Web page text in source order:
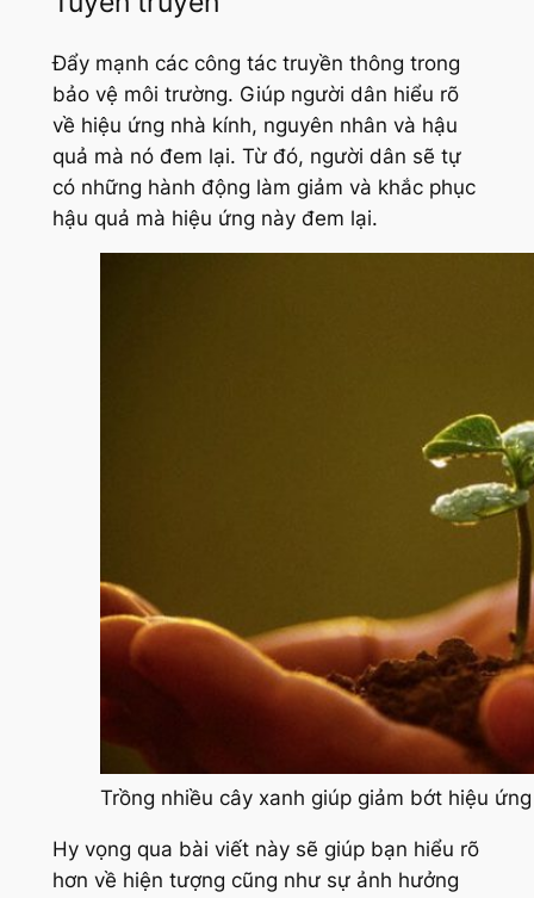
Đẩy mạnh các công tác truyền thông trong
bảo vệ môi trường. Giúp người dân hiểu rõ
về hiệu ứng nhà kính, nguyên nhân và hậu
quả mà nó đem lại. Từ đó, người dân sẽ tự
có những hành động làm giảm và khắc phục
hậu quả mà hiệu ứng này đem lại.
Trồng nhiều cây xanh giúp giảm bớt hiệu
Hy vọng qua bài viết này sẽ giúp bạn hiểu rõ
hơn về hiện tượng cũng như sự ảnh hưởng